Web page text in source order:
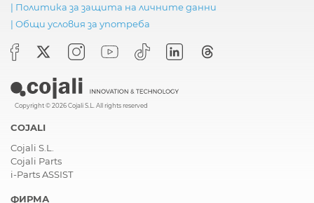
| Политика за защита на личните данни
| Общи условия за употреба
Copyright © 2026 Cojali S.L. All rights reserved
COJALI
Cojali S.L.
Cojali Parts
i-Parts ASSIST
ФИРМА